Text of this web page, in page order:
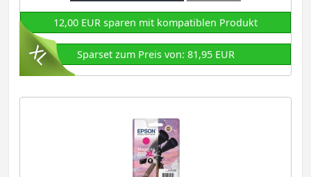
12,00 EUR sparen mit kompatiblen Produkt
Sparset zum Preis von: 81,95 EUR